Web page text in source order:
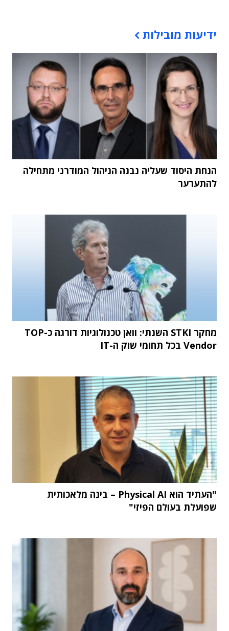
ידיעות מובילות
הנחת היסוד שעליה נבנה הניהול המודרני מתחילה
להתערער
מחקר STKI השנתי: וואן טכנולוגיות דורגה כ-TOP
Vendor בכל תחומי שוק ה-IT
"העתיד הוא Physical AI – בינה מלאכותית
שפועלת בעולם הפיזי"